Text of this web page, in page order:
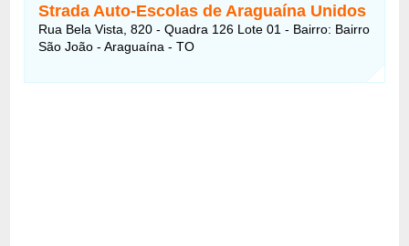
Strada Auto-Escolas de Araguaína Unidos
Rua Bela Vista, 820 - Quadra 126 Lote 01 - Bairro: Bairro
São João - Araguaína - TO